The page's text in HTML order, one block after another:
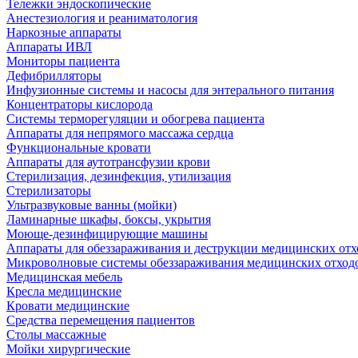
Тележки эндоскопические
Анестезиология и реаниматология
Наркозные аппараты
Аппараты ИВЛ
Мониторы пациента
Дефибрилляторы
Инфузионные системы и насосы для энтерального питания
Концентраторы кислорода
Системы терморегуляции и обогрева пациента
Аппараты для непрямого массажа сердца
Функциональные кровати
Аппараты для аутотрансфузии крови
Стерилизация, дезинфекция, утилизация
Стерилизаторы
Ультразвуковые ванны (мойки)
Ламинарные шкафы, боксы, укрытия
Моюще-дезинфицирующие машины
Аппараты для обеззараживания и деструкции медицинских
Микроволновые системы обеззараживания медицинских
Медицинская мебель
Кресла медицинские
Кровати медицинские
Средства перемещения пациентов
Столы массажные
Мойки хирургические